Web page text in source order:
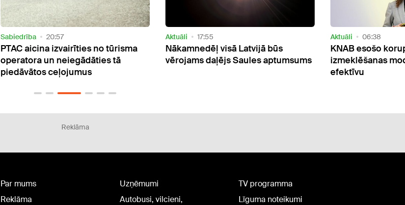
Sabiedrība 20:57
PTAC aicina izvairīties no tūrisma
operatora un neiegādāties tā
piedāvātos ceļojumus
Aktuāli 17:55
Nākamnedēļ visā Latvijā būs
vērojams daļējs Saules aptumsums
Aktuāli 06:38
KNAB esošo
izmeklēšanas
efektīvu
Reklāma
Par mums
Reklāma
Uzņēmumi
Autobusi, vilcieni,
TV programma
Līguma noteikumi